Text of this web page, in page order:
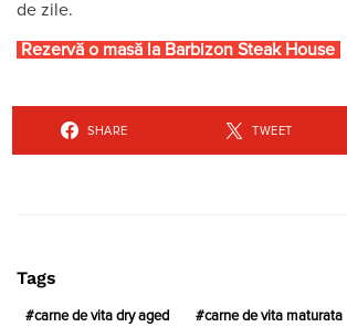
de zile.
Rezervă o masă la Barbizon Steak House
SHARE TWEET
Tags
carne de vita dry aged carne de vita maturata